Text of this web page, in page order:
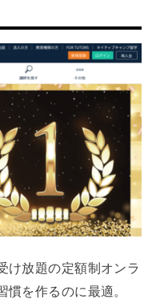
け放題の定額制オンラ
を作るのに最適。